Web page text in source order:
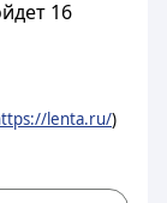
16
lenta.ru/)